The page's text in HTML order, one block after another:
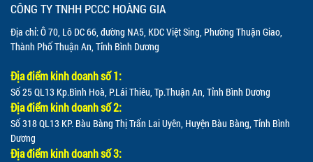
CÔNG TY TNHH PCCC HOÀNG GIA
Địa chỉ: Ô 70, Lô DC 66, đường NA5, KDC Việt Sing, Phường Thuận Giao,
Thành Phố Thuận An, Tỉnh Bình Dương
Địa điểm kinh doanh số 1:
Số 25 QL13 Kp.Bình Hoà, P.Lái Thiêu, Tp.Thuận An, Tỉnh Bình Dương
Địa điểm kinh doanh số 2:
Số 318 QL13 KP. Bàu Bàng Thị Trấn Lai Uyên, Huyện Bàu Bàng, Tỉnh Bình
Dương
Địa điểm kinh doanh số 3: